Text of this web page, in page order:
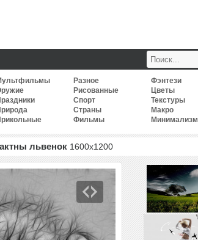
Разное
Рисованные
Спорт
Страны
Фильмы
Фэнтези
Цветы
Текстуры
Макро
Минимализм
львенок 1600x1200